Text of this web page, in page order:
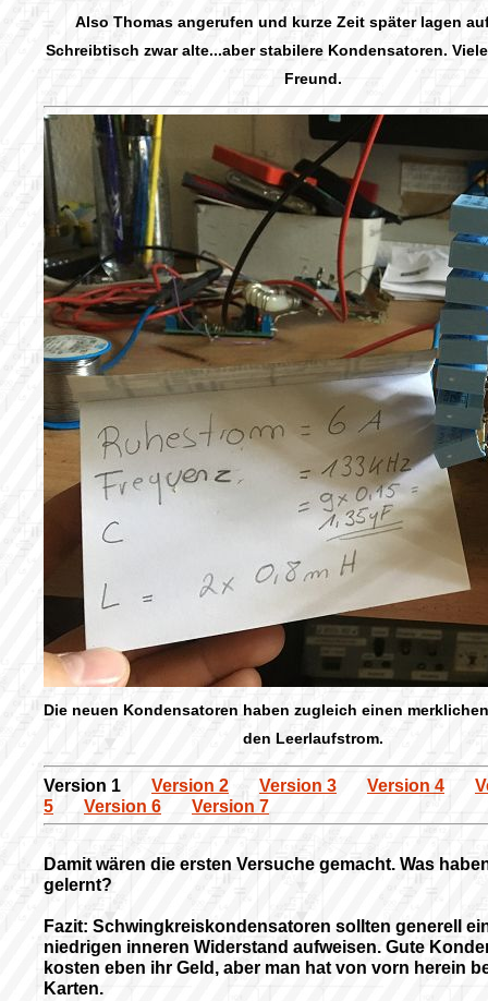
Also Thomas angerufen und kurze Zeit später lagen
Schreibtisch zwar alte...aber stabilere Kondensatoren.
Freund.
Die neuen Kondensatoren haben zugleich einen
den Leerlaufstrom.
Version 1 Version 2 Version 3 Version 4
5
Version 6 Version 7
Damit wären die ersten Versuche gemacht. Was
gelernt?
Fazit: Schwingkreiskondensatoren sollten generell
niedrigen inneren Widerstand aufweisen. Gute
kosten eben ihr Geld, aber man hat von vorn herein
Karten.